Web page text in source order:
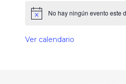
No hay ningún evento este
Ver calendario